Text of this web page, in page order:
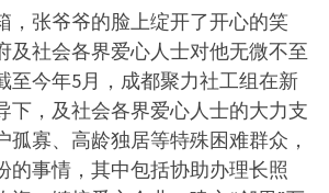
，张爷爷的脸上绽开了开心的笑
及社会各界爱心人士对他无微不至
至今年5月，成都聚力社工组在新
下，及社会各界爱心人士的大力支
孤寡、高龄独居等特殊困难群众，
的事情，其中包括协助办理长照